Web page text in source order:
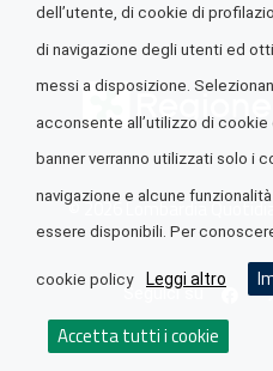
© 2026 Lombardia
Seguici su
dell’utente, di cookie di
di navigazione degli utenti ed
messi a disposizione.
acconsente all’utilizzo di
banner verranno utilizzati solo i
navigazione e alcune
essere disponibili. Per
cookie policy Leggi altro
Accetta tutti i cookie